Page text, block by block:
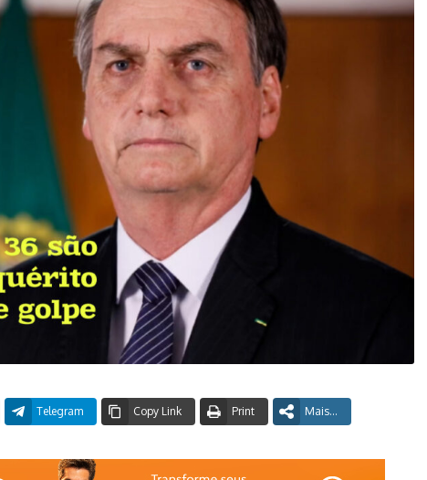
Telegram Copy Link Print Mais...